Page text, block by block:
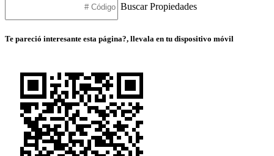
Buscar Propiedades
Te pareció interesante esta página?, llevala en tu dispositivo móvil